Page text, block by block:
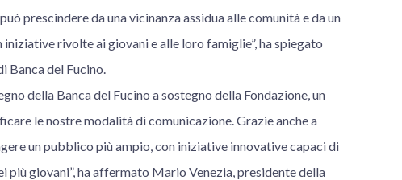
prescindere da una vicinanza assidua alle comunità e da un
rivolte ai giovani e alle loro famiglie”, ha spiegato
del Fucino.
della Banca del Fucino a sostegno della Fondazione, un
le nostre modalità di comunicazione. Grazie anche a
un pubblico più ampio, con iniziative innovative capaci di
più giovani”, ha affermato Mario Venezia, presidente della